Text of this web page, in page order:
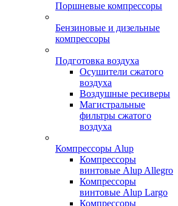
Поршневые компрессоры
Бензиновые и дизельные
компрессоры
Подготовка воздуха
Осушители сжатого
воздуха
Воздушные ресиверы
Магистральные
фильтры сжатого
воздуха
Компрессоры Alup
Компрессоры
винтовые Alup Allegro
Компрессоры
винтовые Alup Largo
Компрессоры